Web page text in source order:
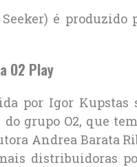
Seeker) é
O2 Play
por Igor Kupstas
grupo O2, que
Andrea Barata
distribuidoras